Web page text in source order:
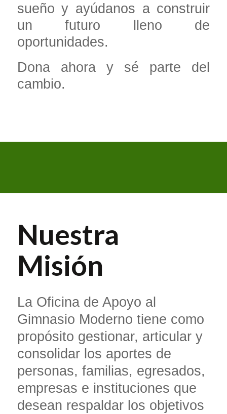
sueño y ayúdanos a construir
un futuro lleno de
oportunidades.
Dona ahora y sé parte del
cambio.
Nuestra
Misión
La Oficina de Apoyo al
Gimnasio Moderno tiene como
propósito gestionar, articular y
consolidar los aportes de
personas, familias, egresados,
empresas e instituciones que
desean respaldar los objetivos